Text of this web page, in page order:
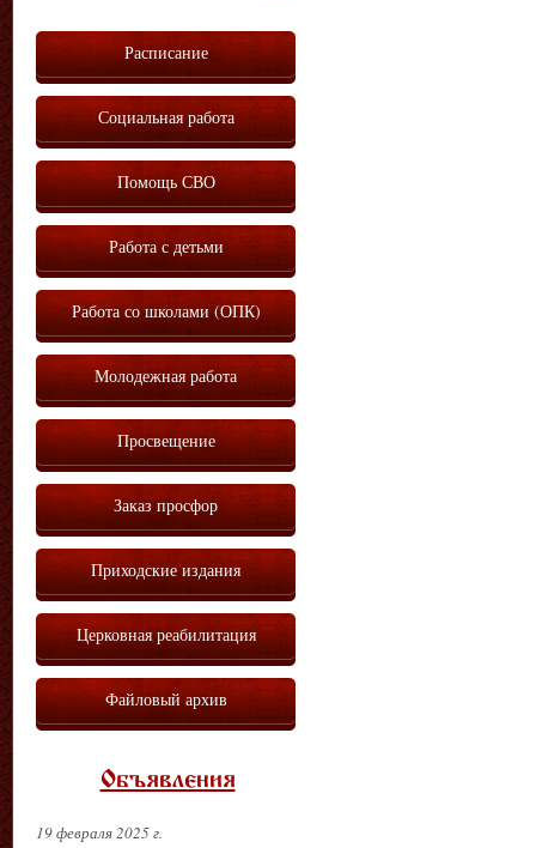
Расписание
Социальная работа
Помощь СВО
Работа с детьми
Работа со школами (ОПК)
Молодежная работа
Просвещение
Заказ просфор
Приходские издания
Церковная реабилитация
Файловый архив
Объявления
19 февраля 2025 г.